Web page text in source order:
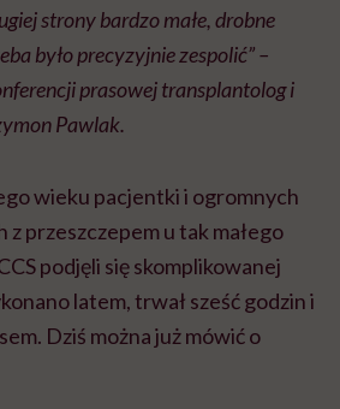
strony bardzo małe, drobne
było precyzyjnie zespolić” –
prasowej transplantolog i
Pawlak.
wieku pacjentki i ogromnych
przeszczepem u tak małego
podjęli się skomplikowanej
latem, trwał sześć godzin i
Dziś można już mówić o